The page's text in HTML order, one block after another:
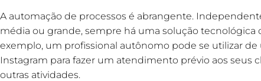
A automação de processos é abrangente.
média ou grande, sempre há uma solução tecnológica
exemplo, um profissional autônomo pode se utilizar
Instagram para fazer um atendimento prévio aos seus
outras atividades.